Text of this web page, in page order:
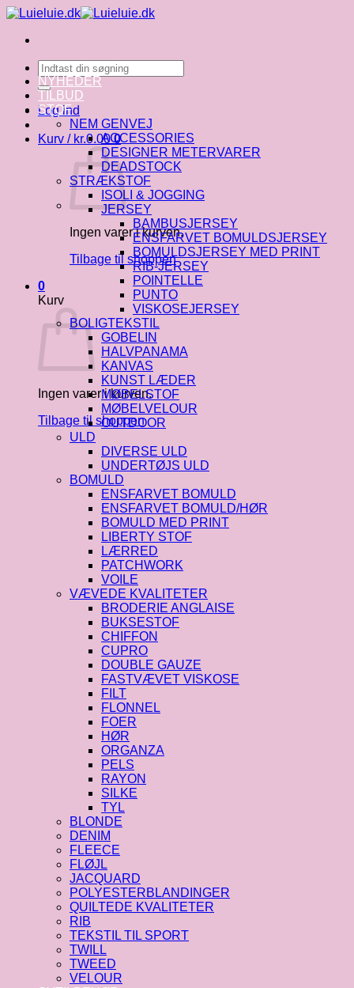
Fortsæt
indhold
Søg
efter:
Log ind
Kurv / kr.0.00 0
Ingen varer i kurven.
Tilbage til shoppen
0
Kurv
Ingen varer i kurven.
Tilbage til shoppen
NYHEDER
TILBUD
STOF
NEM GENVEJ
ACCESSORIES
DESIGNER METERVARER
DEADSTOCK
STRÆKSTOF
ISOLI & JOGGING
JERSEY
BAMBUSJERSEY
ENSFARVET BOMULDSJERSEY
BOMULDSJERSEY MED PRINT
RIB-JERSEY
POINTELLE
PUNTO
VISKOSEJERSEY
BOLIGTEKSTIL
GOBELIN
HALVPANAMA
KANVAS
KUNST LÆDER
MØBELSTOF
MØBELVELOUR
OUTDOOR
ULD
DIVERSE ULD
UNDERTØJS ULD
BOMULD
ENSFARVET BOMULD
ENSFARVET BOMULD/HØR
BOMULD MED PRINT
LIBERTY STOF
LÆRRED
PATCHWORK
VOILE
VÆVEDE KVALITETER
BRODERIE ANGLAISE
BUKSESTOF
CHIFFON
CUPRO
DOUBLE GAUZE
FASTVÆVET VISKOSE
FILT
FLONNEL
FOER
HØR
ORGANZA
PELS
RAYON
SILKE
TYL
BLONDE
DENIM
FLEECE
FLØJL
JACQUARD
POLYESTERBLANDINGER
QUILTEDE KVALITETER
RIB
TEKSTIL TIL SPORT
TWILL
TWEED
VELOUR